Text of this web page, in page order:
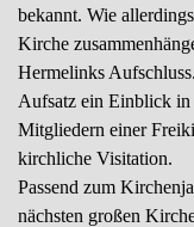
bekannt. Wie
Kirche
Hermelinks
Aufsatz ein Einblick in
Mitgliedern einer
kirchliche Visitation.
Passend zum
nächsten großen